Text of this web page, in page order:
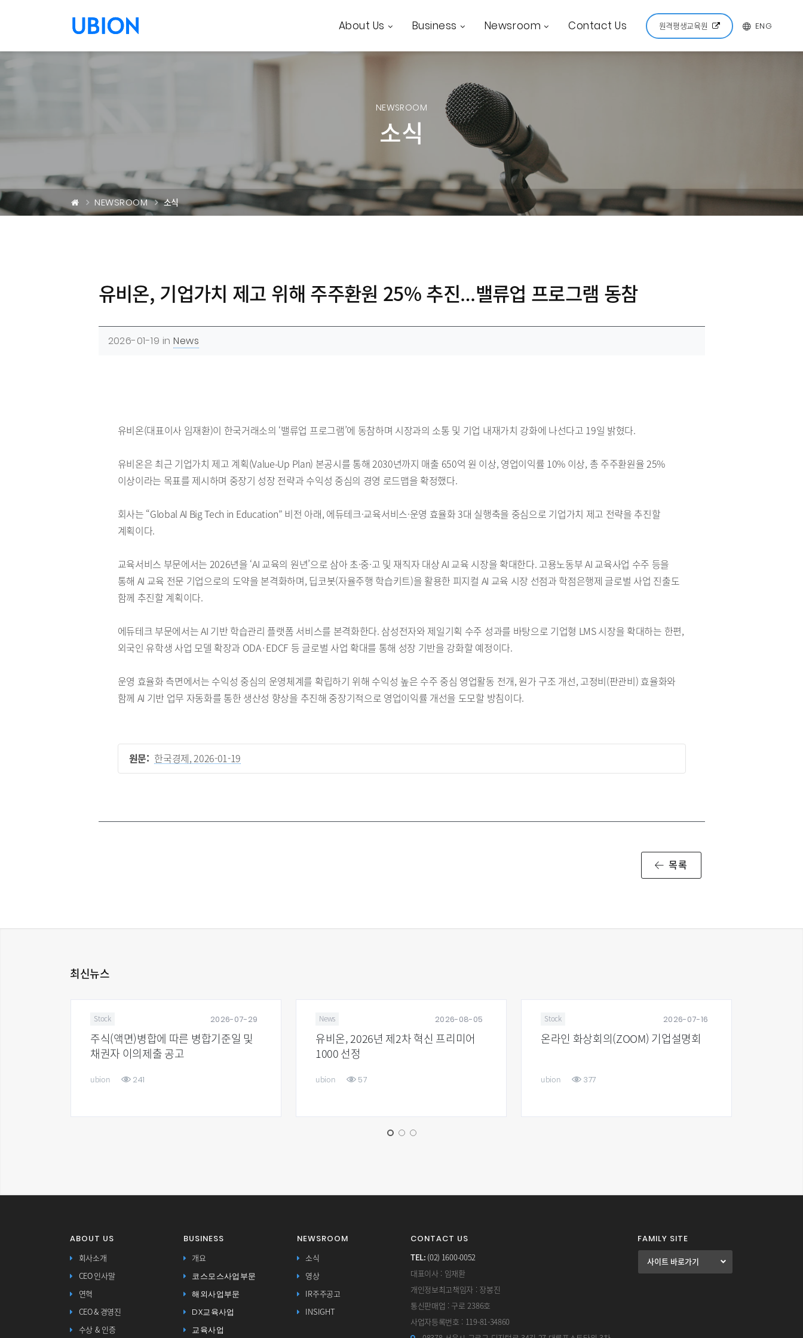
About Us Business Newsroom Contact Us 원격평생교육원 ENG
NEWSROOM
소식
NEWSROOM 소식
유비온, 기업가치 제고 위해 주주환원 25% 추진…밸류업 프로그램 동참
2026-01-19 inNews
유비온(대표이사 임재환)이 한국거래소의 ‘밸류업 프로그램’에 동참하며 시장과의 소통 및 기업 내재가치 강화에 나선다고 19일 밝혔다.
유비온은 최근 기업가치 제고 계획(Value-Up Plan) 본공시를 통해 2030년까지 매출 650억 원 이상, 영업이익률 10% 이상, 총 주주환원율 25%
이상이라는 목표를 제시하며 중장기 성장 전략과 수익성 중심의 경영 로드맵을 확정했다.
회사는 “Global AI Big Tech in Education” 비전 아래, 에듀테크·교육서비스·운영 효율화 3대 실행축을 중심으로 기업가치 제고 전략을 추진할
계획이다.
교육서비스 부문에서는 2026년을 ‘AI 교육의 원년’으로 삼아 초·중·고 및 재직자 대상 AI 교육 시장을 확대한다. 고용노동부 AI 교육사업 수주 등을
통해 AI 교육 전문 기업으로의 도약을 본격화하며, 딥코봇(자율주행 학습키트)을 활용한 피지컬 AI 교육 시장 선점과 학점은행제 글로벌 사업 진출도
함께 추진할 계획이다.
에듀테크 부문에서는 AI 기반 학습관리 플랫폼 서비스를 본격화한다. 삼성전자와 제일기획 수주 성과를 바탕으로 기업형 LMS 시장을 확대하는 한편,
외국인 유학생 사업 모델 확장과 ODA·EDCF 등 글로벌 사업 확대를 통해 성장 기반을 강화할 예정이다.
운영 효율화 측면에서는 수익성 중심의 운영체계를 확립하기 위해 수익성 높은 수주 중심 영업활동 전개, 원가 구조 개선, 고정비(판관비) 효율화와
함께 AI 기반 업무 자동화를 통한 생산성 향상을 추진해 중장기적으로 영업이익률 개선을 도모할 방침이다.
원문: 한국경제, 2026-01-19
목록
최신뉴스
2026-07-29
(액면)병합에 따른 병합기준일 및
2026-08-05
News
유비온, 2026년 제2차 혁신 프리미어
2026-07-16
Stock
온라인 화상회의(ZOOM) 기업설명회
News
유비온, KOICA 지원 우즈베키
ABOUT US
회사소개
CEO 인사말
연혁
CEO & 경영진
수상 & 인증
BUSINESS
개요
코스모스사업부문
해외사업부문
DX교육사업
교육사업
NEWSROOM
소식
영상
IR주주공고
INSIGHT
CONTACT US
TEL: (02) 1600-0052
대표이사 : 임재환
개인정보최고책임자 : 장봉진
통신판매업 : 구로 2386호
사업자등록번호 : 119-81-34860
FAMILY SITE